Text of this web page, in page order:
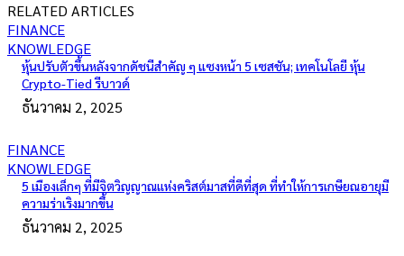
RELATED ARTICLES
FINANCE
KNOWLEDGE
หุ้นปรับตัวขึ้นหลังจากดัชนีสำคัญ ๆ แซงหน้า 5 เซสชัน; เทคโนโลยี หุ้น
Crypto-Tied รีบาวด์
ธันวาคม 2, 2025
FINANCE
KNOWLEDGE
5 เมืองเล็กๆ ที่มีจิตวิญญาณแห่งคริสต์มาสที่ดีที่สุด ที่ทำให้การเกษียณอายุมี
ความร่าเริงมากขึ้น
ธันวาคม 2, 2025